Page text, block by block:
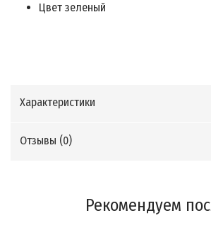
Цвет зеленый
Характеристики
Отзывы (0)
Рекомендуем